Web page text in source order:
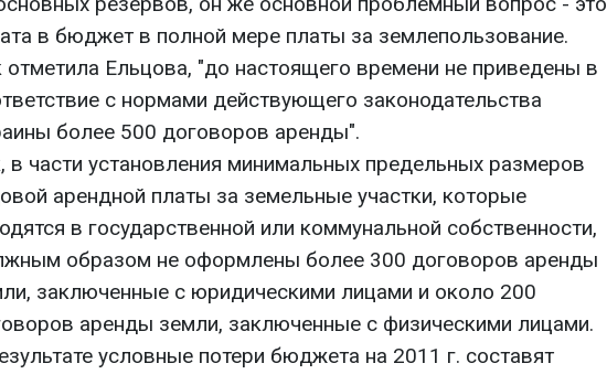
в бюджет в полной мере платы за землепользование.
отметила Ельцова, "до настоящего времени не приведены в
с нормами действующего законодательства
более 500 договоров аренды".
в части установления минимальных предельных размеров
арендной платы за земельные участки, которые
в государственной или коммунальной собственности,
образом не оформлены более 300 договоров аренды
заключенные с юридическими лицами и около 200
аренды земли, заключенные с физическими лицами.
условные потери бюджета на 2011 г. составят